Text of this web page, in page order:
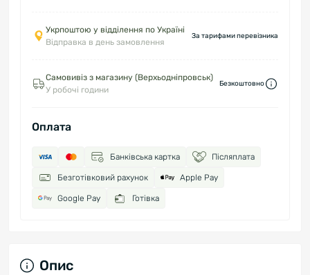
Укрпоштою у відділення по Україні
Відправка в день замовлення
За тарифами перевізника
Самовивіз з магазину (Верхьодніпровськ)
У робочі години
Безкоштовно
Оплата
Банківська картка Післяплата
Безготівковий рахунок Apple Pay
Google Pay Готівка
Опис